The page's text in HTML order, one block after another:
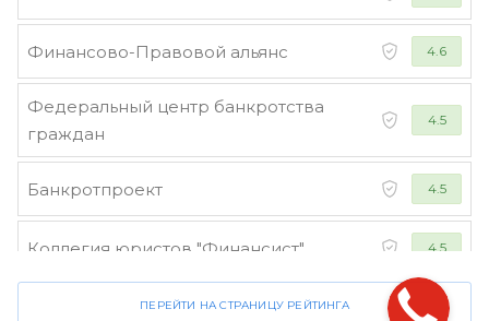
Финансово-Правовой альянс 4.6
Федеральный центр банкротства
граждан
4.5
Банкротпроект 4.5
Коллегия юристов "Финансист" 4.5
ПЕРЕЙТИ НА СТРАНИЦУ РЕЙТИНГА